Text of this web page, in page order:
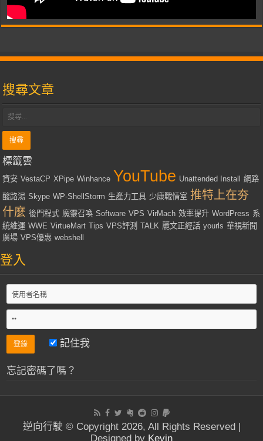
搜尋文章
標籤雲
資安 VestaCP XPipe Winhance YouTube Unattended Install
網路
酸路湯 Skype WP-ShellStorm 生產力工具 少康戰情室 推特上在夯
什麼 後門程式 魔靈召喚 Software VPS VirMach 效率提升 WordPress 系
統維運 WWE VirtueMart Tips VPS評測 TALK 麗文正經話 yourls 華視新聞
廣場 VPS優惠 webshell
登入
記住我
忘記密碼了嗎？
逆向行駛 © Copyright 2026, All Rights Reserved |
Designed by Kevin